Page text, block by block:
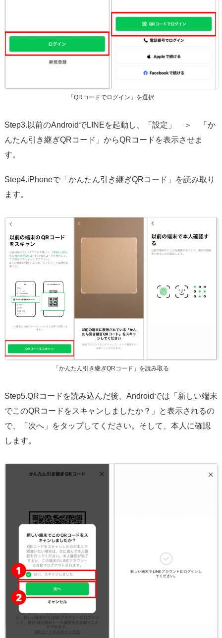
「QRコードでログイン」を選択
Step3.以前のAndroidでLINEを起動し、「設定」 ＞ 「か
んたん引き継ぎQRコード」からQRコードを表示させま
す。
Step4.iPhoneで「かんたん引き継ぎQRコード」を読み取り
ます。
「かんたん引き継ぎQRコード」を読み取る
Step5.QRコードを読み込んだ後、Androidでは「新しい端末
でこのQRコードをスキャンしましたか？」と表示されるの
で、「次へ」をタップしてください。そして、本人に確認
します。